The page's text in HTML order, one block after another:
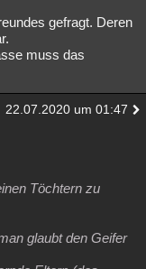
gefragt. Deren
muss das
22.07.2020 um 01:47
Töchtern zu
glaubt den Geifer